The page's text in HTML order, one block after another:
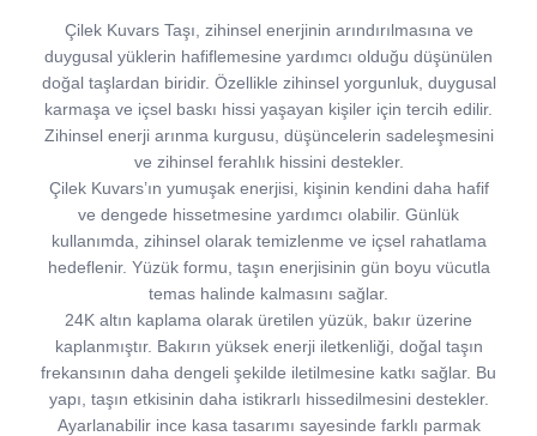
Çilek Kuvars Taşı, zihinsel enerjinin arındırılmasına ve
duygusal yüklerin hafiflemesine yardımcı olduğu düşünülen
doğal taşlardan biridir. Özellikle zihinsel yorgunluk, duygusal
karmaşa ve içsel baskı hissi yaşayan kişiler için tercih edilir.
Zihinsel enerji arınma kurgusu, düşüncelerin sadeleşmesini
ve zihinsel ferahlık hissini destekler.
Çilek Kuvars’ın yumuşak enerjisi, kişinin kendini daha hafif
ve dengede hissetmesine yardımcı olabilir. Günlük
kullanımda, zihinsel olarak temizlenme ve içsel rahatlama
hedeflenir. Yüzük formu, taşın enerjisinin gün boyu vücutla
temas halinde kalmasını sağlar.
24K altın kaplama olarak üretilen yüzük, bakır üzerine
kaplanmıştır. Bakırın yüksek enerji iletkenliği, doğal taşın
frekansının daha dengeli şekilde iletilmesine katkı sağlar. Bu
yapı, taşın etkisinin daha istikrarlı hissedilmesini destekler.
Ayarlanabilir ince kasa tasarımı sayesinde farklı parmak